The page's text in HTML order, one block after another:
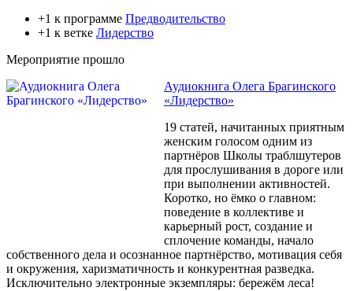
+1 к программе Предводительство
+1 к ветке Лидерство
Мероприятие прошло
Аудиокнига Олега Брагинского
«Лидерство»
19 статей, начитанных приятным
женским голосом одним из
партнёров Школы траблшутеров
для прослушивания в дороге или
при выполнении активностей.
Коротко, но ёмко о главном:
поведение в коллективе и
карьерный рост, создание и
сплочение команды, начало
собственного дела и осознанное партнёрство, мотивация себя
и окружения, харизматичность и конкурентная разведка.
Исключительно электронные экземпляры: бережём леса!